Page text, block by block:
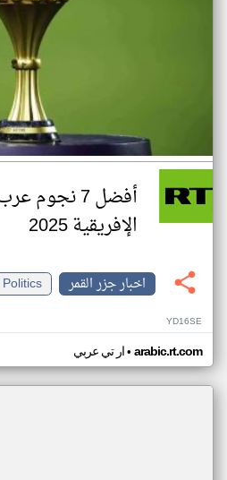
أفضل 7
الإفريقية 2025
اخبار جزر القمر
Politics
YD16SE
ار تي عربي• arabic.rt.com